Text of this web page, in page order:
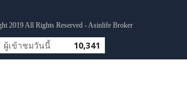
2019 All Rights Reserved - Asinlife Broker
ผู้เข้าชมวันนี้ 10,341